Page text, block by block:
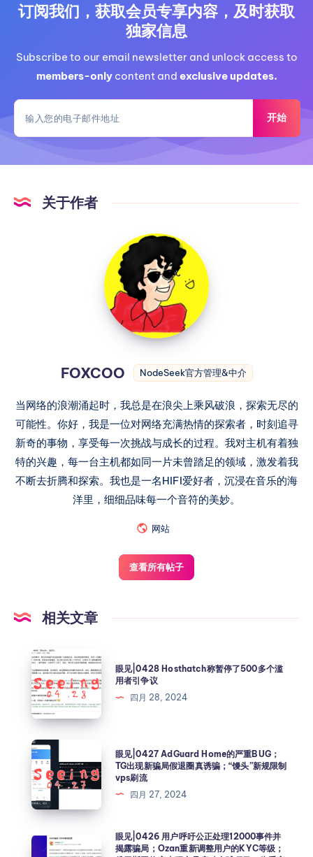
订阅我们，获取会员专享内容，及时获取
独家信息
Subscribe to our email newsletter and unlock access to
members-onlycontent and exclusive updates.
开始
关于作者
FOXCOO NodeSeek官方管理&中介
当网络的浪潮涌起时，我总是在浪尖上乘风破浪，探索无尽的
可能性。你好，我是一位对网络充满热情的探索者，时刻追寻
新奇的事物，享受每一次挑战与成长的过程。我对主机有着独
特的兴趣，每一台主机都如同一片未曾踏足的领域，激发着我
不断去折腾和探索。我也是一名HIFI爱好者，沉浸在音乐的海
洋里，细细品味每一个音符的美妙。
网站
查看所有帖子
相关文章
眼见|0428 Hosthatch称暂停了500多个滥
用者引争议
四月 28, 2024
眼见|0427 AdGuard Home的严重BUG；
TG出现新骗局假退圈真诱骗；“馒头”新规限制
vps刷流
四月 27, 2024
眼见|0426 用户呼吁公正处理12000事件并
揭露骗局；Ozan重新调整用户的KYC等级；